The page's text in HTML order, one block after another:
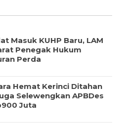
Masuk KUHP Baru, LAM
Penegak Hukum
Perda
Hemat Kerinci Ditahan
Selewengkan APBDes
Juta